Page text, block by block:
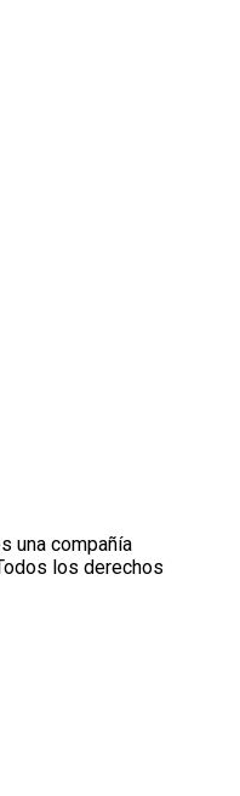
una compañía
los derechos